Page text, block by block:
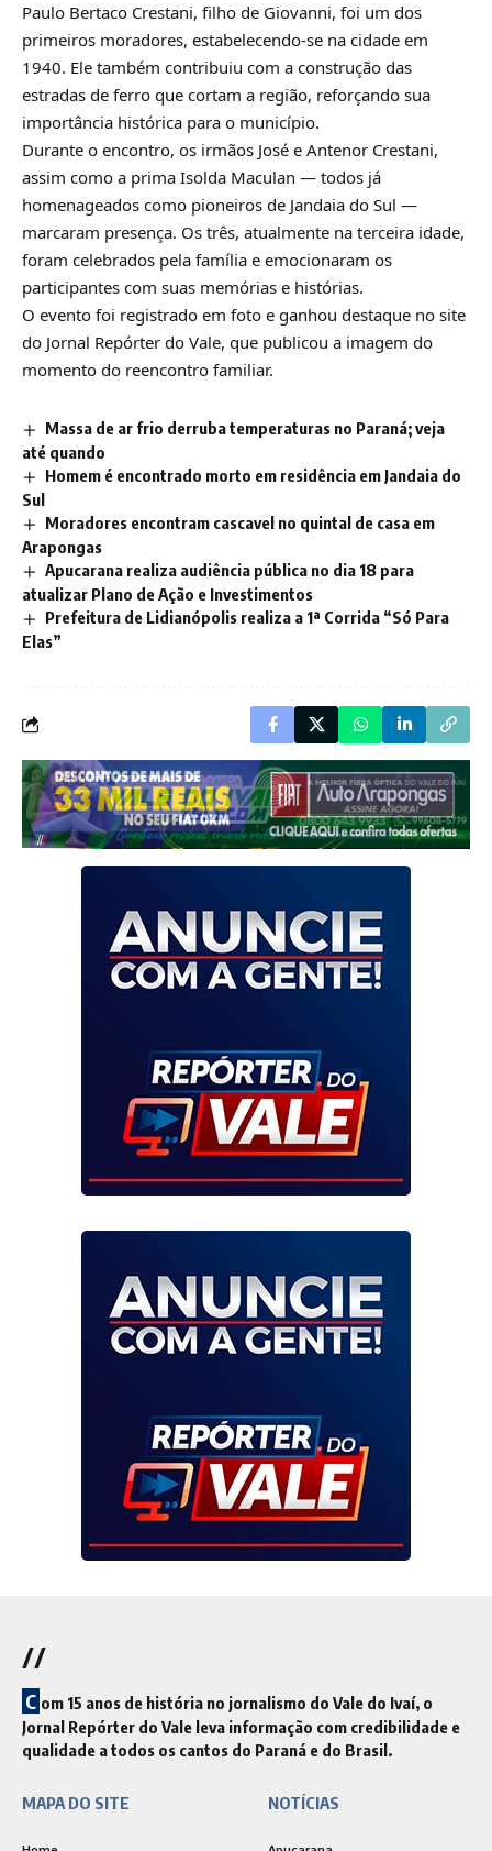
Paulo Bertaco Crestani, filho de Giovanni, foi um dos
primeiros moradores, estabelecendo-se na cidade em
1940. Ele também contribuiu com a construção das
estradas de ferro que cortam a região, reforçando sua
importância histórica para o município.
Durante o encontro, os irmãos José e Antenor Crestani,
assim como a prima Isolda Maculan — todos já
homenageados como pioneiros de Jandaia do Sul —
marcaram presença. Os três, atualmente na terceira idade,
foram celebrados pela família e emocionaram os
participantes com suas memórias e histórias.
O evento foi registrado em foto e ganhou destaque no site
do Jornal Repórter do Vale, que publicou a imagem do
momento do reencontro familiar.
Massa de ar frio derruba temperaturas no Paraná; veja
até quando
Homem é encontrado morto em residência em Jandaia do
Sul
Moradores encontram cascavel no quintal de casa em
Arapongas
Apucarana realiza audiência pública no dia 18 para
atualizar Plano de Ação e Investimentos
Prefeitura de Lidianópolis realiza a 1ª Corrida “Só Para
Elas”
//
C om 15 anos de história no jornalismo do Vale do Ivaí, o
Jornal Repórter do Vale leva informação com credibilidade e
qualidade a todos os cantos do Paraná e do Brasil.
MAPA DO SITE NOTÍCIAS